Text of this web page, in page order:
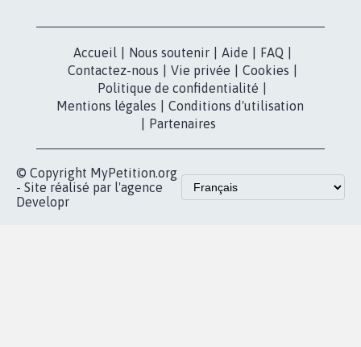
Accueil Nous soutenir Aide FAQ
Contactez-nous
Vie privée Cookies
Politique de confidentialité
Mentions légales
Conditions d'utilisation
Partenaires
© Copyright MyPetition.org
- Site réalisé par l'agence
Developr